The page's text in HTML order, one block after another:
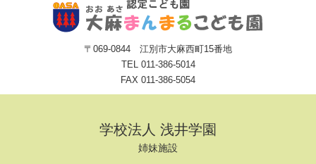
〒069-0844 江別市大麻西町15番地
TEL 011-386-5014
FAX 011-386-5054
学校法人 浅井学園
姉妹施設